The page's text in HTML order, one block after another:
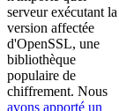
serveur exécutant la
version affectée
d'OpenSSL, une
bibliothèque
populaire de
chiffrement. Nous
avons apporté un